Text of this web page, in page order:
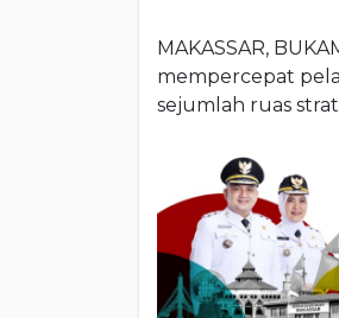
MAKASSAR,
mempercepat
sejumlah ruas